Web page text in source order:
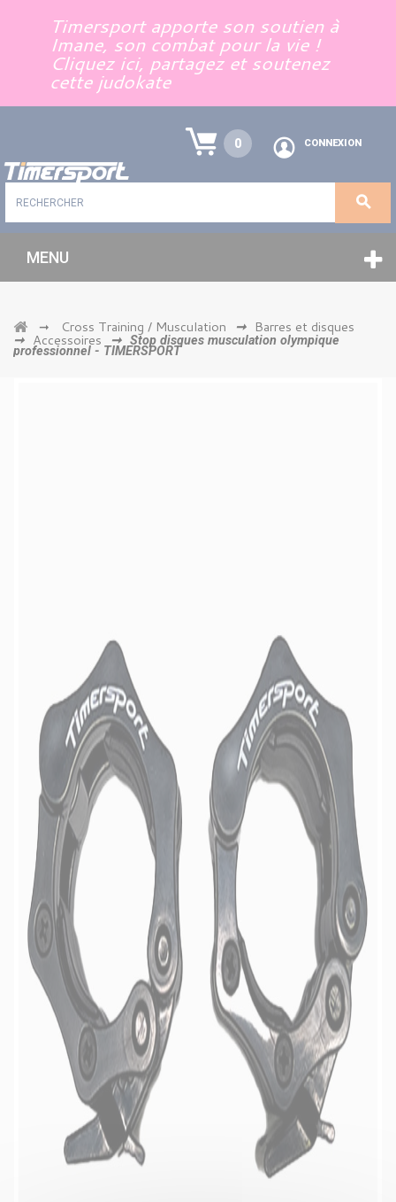
Timersport apporte son soutien à
Imane, son combat pour la vie !
Cliquez ici, partagez et soutenez
cette judokate
0 CONNEXION
MENU
➞ Cross Training / Musculation ➞ Barres et disques
➞ Accessoires ➞ Stop disques musculation olympique
professionnel - TIMERSPORT